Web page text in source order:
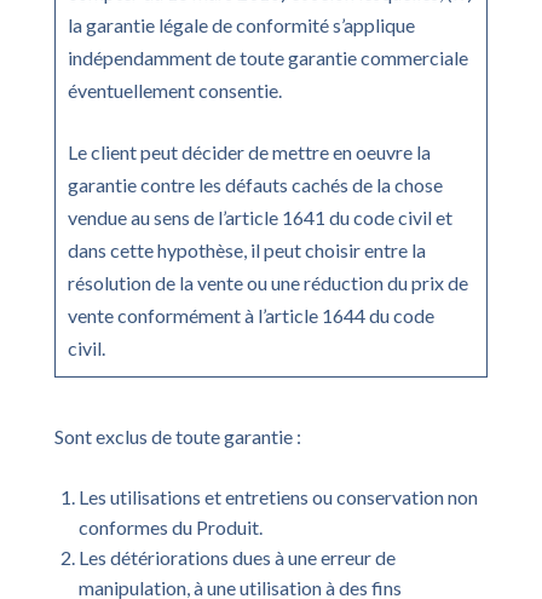
la garantie légale de conformité s’applique
indépendamment de toute garantie commerciale
éventuellement consentie.
Le client peut décider de mettre en oeuvre la
garantie contre les défauts cachés de la chose
vendue au sens de l’article 1641 du code civil et
dans cette hypothèse, il peut choisir entre la
résolution de la vente ou une réduction du prix de
vente conformément à l’article 1644 du code
civil.
Sont exclus de toute garantie :
Les utilisations et entretiens ou conservation non
conformes du Produit.
Les détériorations dues à une erreur de
manipulation, à une utilisation à des fins